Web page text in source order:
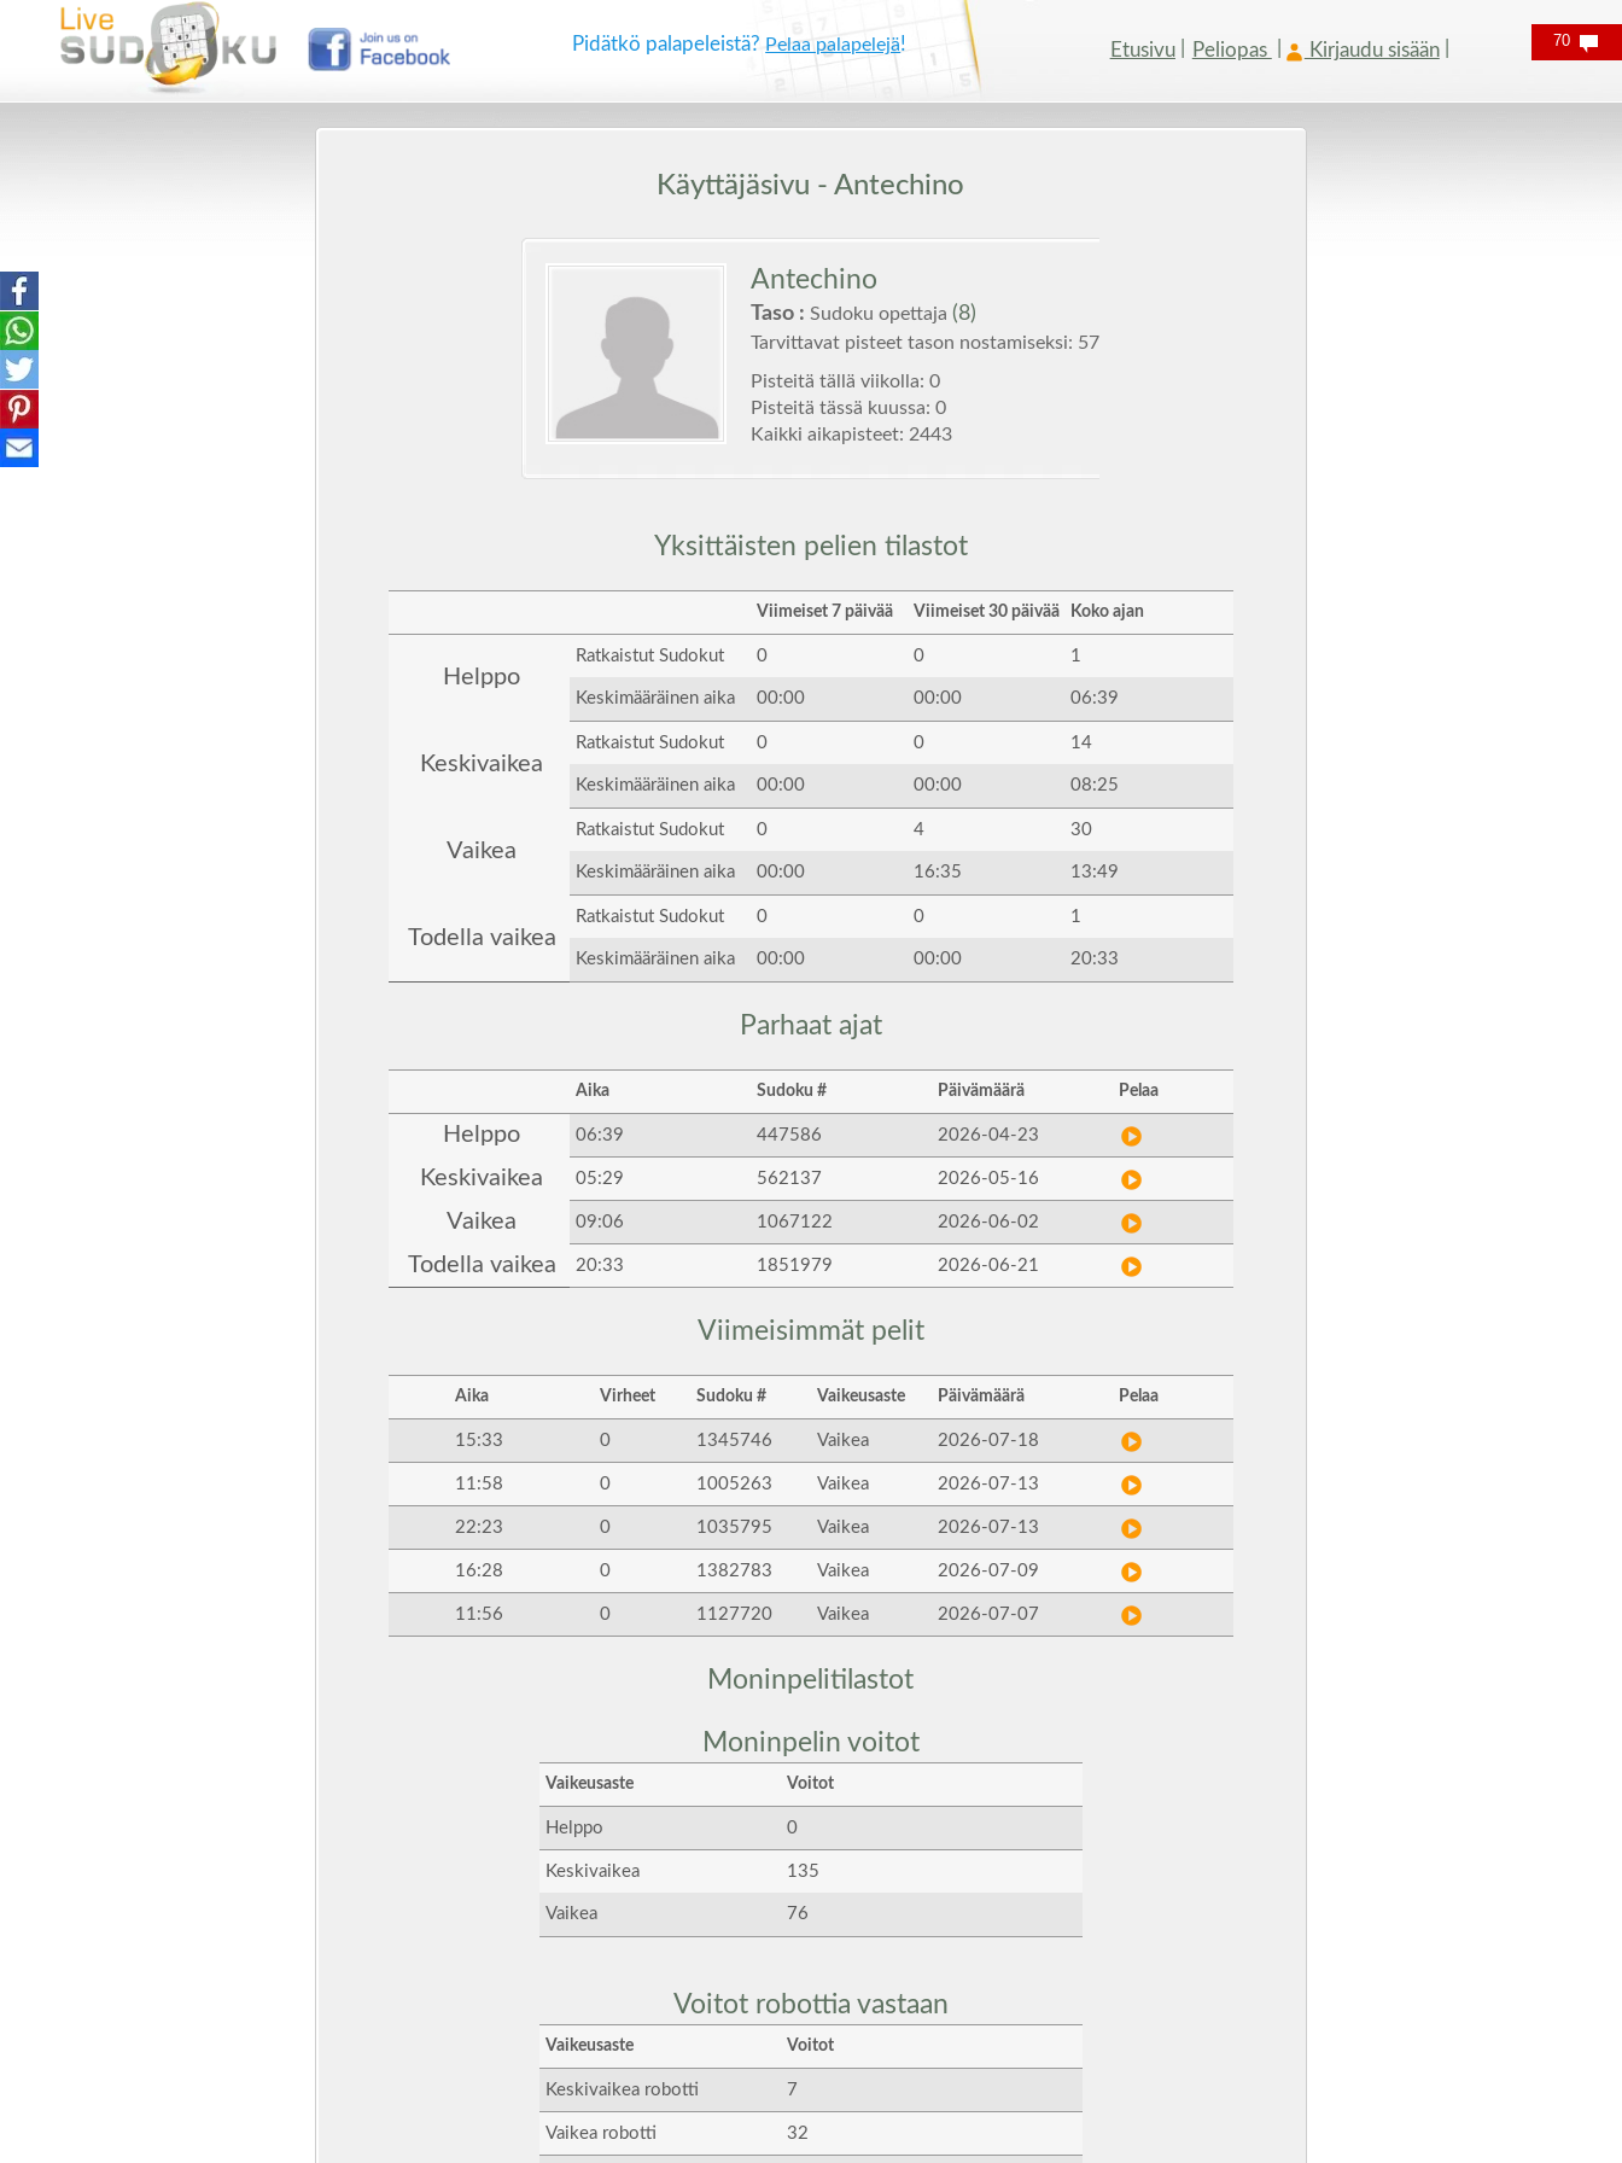
Pidätkö palapeleistä? Pelaa palapelejä! Etusivu Peliopas Kirjaudu sisään
Käyttäjäsivu - Antechino
Antechino
Taso :Sudoku opettaja(8)
Tarvittavat pisteet tason nostamiseksi: 57
Pisteitä tällä viikolla: 0
Pisteitä tässä kuussa: 0
Kaikki aikapisteet: 2443
Yksittäisten pelien tilastot
Viimeiset 7 päivää Viimeiset 30 päivää Koko ajan
Helppo
Ratkaistut Sudokut 0 0 1
Keskimääräinen aika 00:00 00:00 06:39
Keskivaikea
Ratkaistut Sudokut 0 0 14
Keskimääräinen aika 00:00 00:00 08:25
Vaikea
Ratkaistut Sudokut 0 4 30
Keskimääräinen aika 00:00 16:35 13:49
Todella vaikea
Ratkaistut Sudokut 0 0 1
Keskimääräinen aika 00:00 00:00 20:33
Parhaat ajat
Aika Sudoku # Päivämäärä Pelaa
Helppo 06:39 447586 2026-04-23
Keskivaikea 05:29 562137 2026-05-16
Vaikea 09:06 1067122 2026-06-02
Todella vaikea 20:33 1851979 2026-06-21
Viimeisimmät pelit
Aika Virheet Sudoku # Vaikeusaste Päivämäärä Pelaa
15:33 0 1345746 Vaikea 2026-07-18
11:58 0 1005263 Vaikea 2026-07-13
22:23 0 1035795 Vaikea 2026-07-13
16:28 0 1382783 Vaikea 2026-07-09
11:56 0 1127720 Vaikea 2026-07-07
Moninpelitilastot
Moninpelin voitot
Vaikeusaste Voitot
Helppo 0
Keskivaikea 135
Vaikea 76
Voitot robottia vastaan
Vaikeusaste Voitot
Keskivaikea robotti 7
Vaikea robotti 32
70